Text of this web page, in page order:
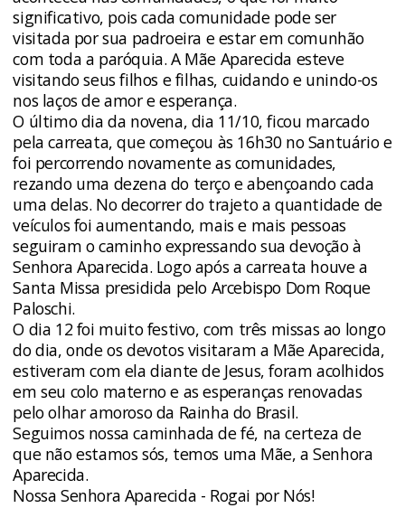
significativo, pois cada comunidade pode ser
visitada por sua padroeira e estar em comunhão
com toda a paróquia. A Mãe Aparecida esteve
visitando seus filhos e filhas, cuidando e unindo-os
nos laços de amor e esperança.
O último dia da novena, dia 11/10, ficou marcado
pela carreata, que começou às 16h30 no Santuário e
foi percorrendo novamente as comunidades,
rezando uma dezena do terço e abençoando cada
uma delas. No decorrer do trajeto a quantidade de
veículos foi aumentando, mais e mais pessoas
seguiram o caminho expressando sua devoção à
Senhora Aparecida. Logo após a carreata houve a
Santa Missa presidida pelo Arcebispo Dom Roque
Paloschi.
O dia 12 foi muito festivo, com três missas ao longo
do dia, onde os devotos visitaram a Mãe Aparecida,
estiveram com ela diante de Jesus, foram acolhidos
em seu colo materno e as esperanças renovadas
pelo olhar amoroso da Rainha do Brasil.
Seguimos nossa caminhada de fé, na certeza de
que não estamos sós, temos uma Mãe, a Senhora
Aparecida.
Nossa Senhora Aparecida - Rogai por Nós!